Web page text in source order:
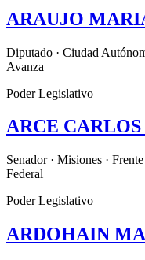
ARAUJO
Diputado · Ciudad
Avanza
Poder Legislativo
ARCE
Senador · Misiones ·
Federal
Poder Legislativo
ARDOHAIN